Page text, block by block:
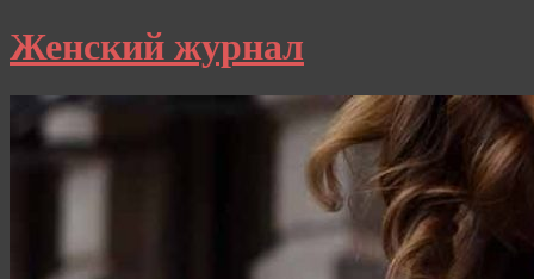
Женский журнал